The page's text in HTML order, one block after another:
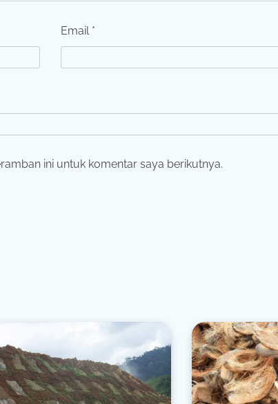
Email *
ini untuk komentar saya berikutnya.